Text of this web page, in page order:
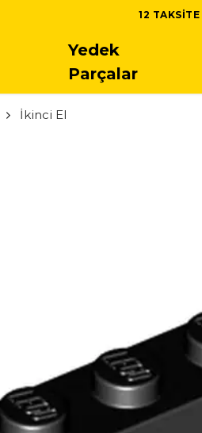
12
Yedek
Parçalar
İkinci El